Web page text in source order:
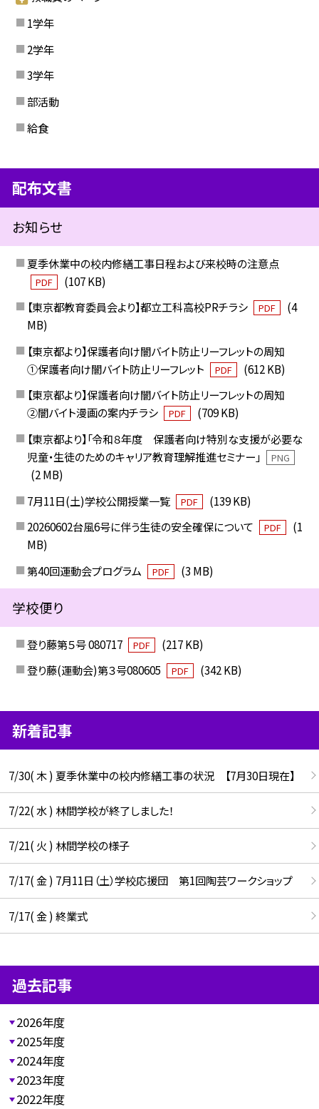
1学年
2学年
3学年
部活動
給食
配布文書
お知らせ
夏季休業中の校内修繕工事日程および来校時の注意点
PDF
(107 KB)
【東京都教育委員会より】都立工科高校PRチラシ
PDF
(4
MB)
【東京都より】保護者向け闇バイト防止リーフレットの周知
①保護者向け闇バイト防止リーフレット
PDF
(612 KB)
【東京都より】保護者向け闇バイト防止リーフレットの周知
②闇バイト漫画の案内チラシ
PDF
(709 KB)
【東京都より】「令和８年度 保護者向け特別な支援が必要な
児童・生徒のためのキャリア教育理解推進セミナー」
PNG
(2 MB)
7月11日(土)学校公開授業一覧
PDF
(139 KB)
20260602台風6号に伴う生徒の安全確保について
PDF
(1
MB)
第40回運動会プログラム
PDF (3 MB)
学校便り
登り藤第５号 080717 PDF
(217 KB)
登り藤(運動会)第３号080605
PDF (342 KB)
新着記事
7/30( 木 ) 夏季休業中の校内修繕工事の状況 【7月30日現在】
7/22( 水 ) 林間学校が終了しました！
7/21( 火 ) 林間学校の様子
7/17( 金 ) 7月11日（土）学校応援団 第1回陶芸ワークショップ
7/17( 金 ) 終業式
過去記事
2026年度
2025年度
2024年度
2023年度
2022年度